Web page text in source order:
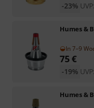
UVP:
-23%
Humes &
In 7–9
75€
UVP:
-19%
Humes &